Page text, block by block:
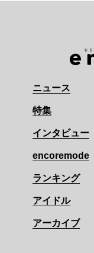
ニュース
特集
インタビュー
encoremode
ランキング
アイドル
アーカイブ